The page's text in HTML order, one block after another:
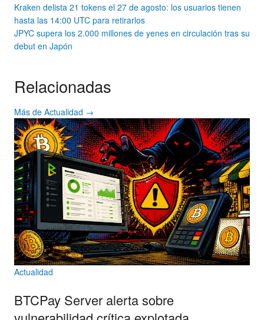
Kraken delista 21 tokens el 27 de agosto: los usuarios tienen
hasta las 14:00 UTC para retirarlos
JPYC supera los 2.000 millones de yenes en circulación tras su
debut en Japón
Relacionadas
Más de Actualidad →
Actualidad
BTCPay Server alerta sobre